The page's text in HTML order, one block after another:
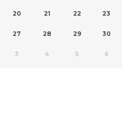
20 21 22 23
27 28 29 30
3 4 5 6